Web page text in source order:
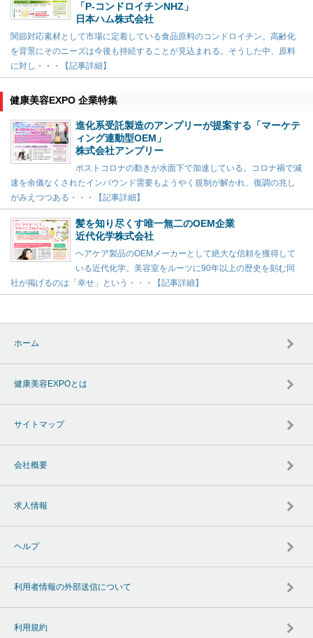
「P-コンドロイチンNHZ」
日本ハム株式会社
関節対応素材として市場に定着している食品原料のコンドロイチン。高齢化
を背景にそのニーズは今後も持続することが見込まれる。そうした中、原料
に対し・・・【記事詳細】
健康美容EXPO 企業特集
進化系受託製造のアンプリーが提案する「マーケテ
ィング連動型OEM」
株式会社アンプリー
ポストコロナの動きが水面下で加速している。コロナ禍で減
速を余儀なくされたインバウンド需要もようやく規制が解かれ、復調の兆し
がみえつつある・・・【記事詳細】
髪を知り尽くす唯一無二のOEM企業
近代化学株式会社
ヘアケア製品のOEMメーカーとして絶大な信頼を獲得して
いる近代化学。美容室をルーツに90年以上の歴史を刻む同
社が掲げるのは「幸せ」という・・・【記事詳細】
ホーム
健康美容EXPOとは
サイトマップ
会社概要
求人情報
ヘルプ
利用者情報の外部送信について
利用規約